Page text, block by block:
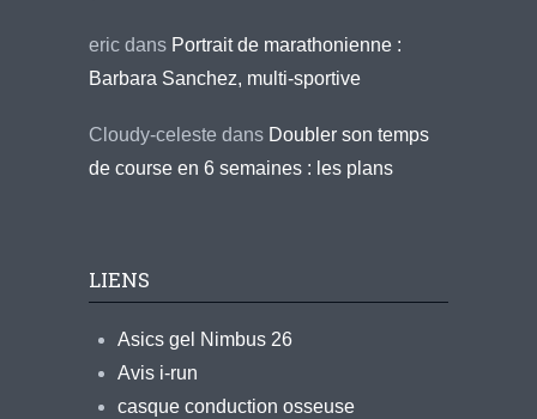
eric dans Portrait de marathonienne :
Barbara Sanchez, multi-sportive
Cloudy-celeste dans Doubler son temps
de course en 6 semaines : les plans
LIENS
Asics gel Nimbus 26
Avis i-run
casque conduction osseuse